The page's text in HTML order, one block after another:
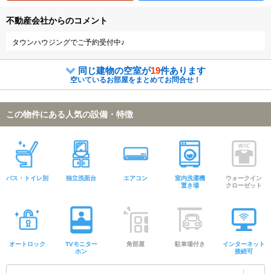
不動産会社からのコメント
タウンハウジングでご予約受付中♪
同じ建物の空室が19件あります
空いているお部屋をまとめてお問合せ！
この物件にある人気の設備・特徴
バス・トイレ別 独立洗面台 エアコン
室内洗濯機
置き場
ウォークイン
クローゼット
オートロック
TVモニター
ホン
角部屋 駐車場付き
インターネット
接続可